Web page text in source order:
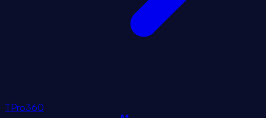
TPro360